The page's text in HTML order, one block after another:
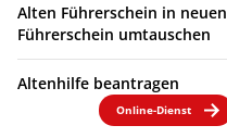
Alten Führerschein in neuen
Führerschein umtauschen
Altenhilfe beantragen
Online-Dienst